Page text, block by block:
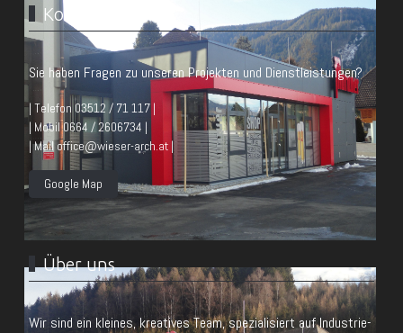
Kontakt
Sie haben Fragen zu unseren Projekten und Dienstleistungen?
| Telefon 03512 / 71 117 |
| Mobil 0664 / 2606734 |
| Mail office@wieser-arch.at |
Google Map
Über uns
Wir sind ein kleines, kreatives Team, spezialisiert auf Industrie-